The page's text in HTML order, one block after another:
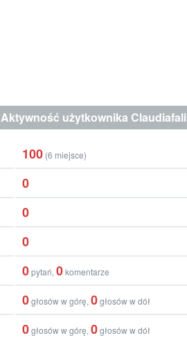
Aktywność użytkownika Claudiafali
100 (6 miejsce)
0
0
0
0pytań, 0komentarze
0głosów w górę, 0głosów w dół
0głosów w górę, 0głosów w dół